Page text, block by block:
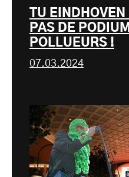
TU
PAS DE
POLLUEURS !
07.03.2024